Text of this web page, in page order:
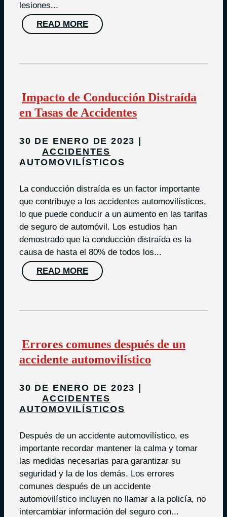
lesiones...
READ MORE
Impacto de Conducción Distraída
en Tasas de Accidentes
30 DE ENERO DE 2023
ACCIDENTES
AUTOMOVILÍSTICOS
La conducción distraída es un factor importante
que contribuye a los accidentes automovilísticos,
lo que puede conducir a un aumento en las tarifas
de seguro de automóvil. Los estudios han
demostrado que la conducción distraída es la
causa de hasta el 80% de todos los...
READ MORE
Errores comunes después de un
accidente automovilístico
30 DE ENERO DE 2023
ACCIDENTES
AUTOMOVILÍSTICOS
Después de un accidente automovilístico, es
importante recordar mantener la calma y tomar
las medidas necesarias para garantizar su
seguridad y la de los demás. Los errores
comunes después de un accidente
automovilístico incluyen no llamar a la policía, no
intercambiar información del seguro con...